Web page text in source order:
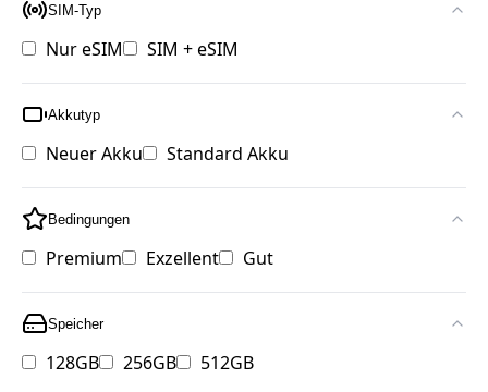
SIM-Typ
Nur eSIM SIM + eSIM
Akkutyp
Neuer Akku Standard Akku
Bedingungen
Premium Exzellent Gut
Speicher
128GB 256GB 512GB